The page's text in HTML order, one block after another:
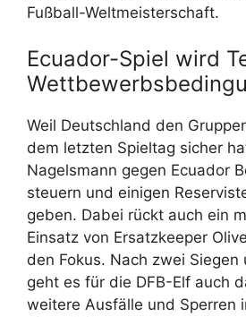
Fußball-Weltmeisterschaft.
Ecuador-Spiel wird
Weil Deutschland den
dem letzten Spieltag sicher
Nagelsmann gegen Ecuador
steuern und einigen
geben. Dabei rückt auch ein
Einsatz von Ersatzkeeper
den Fokus. Nach zwei Siegen
geht es für die DFB-Elf auch
weitere Ausfälle und Sperren